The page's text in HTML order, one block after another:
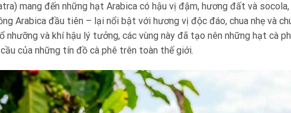
mang đến những hạt Arabica có hậu vị đậm, hương đất và socola,
Arabica đầu tiên – lại nổi bật với hương vị độc đáo, chua nhẹ và
nhưỡng và khí hậu lý tưởng, các vùng này đã tạo nên những hạt cà
của những tín đồ cà phê trên toàn thế giới.